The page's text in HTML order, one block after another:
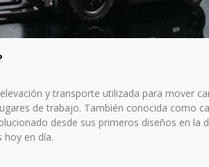
y transporte utilizada para mover
de trabajo. También conocida como
desde sus primeros diseños en la
hoy en día.